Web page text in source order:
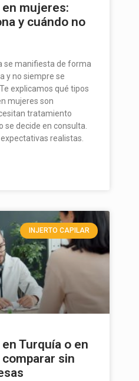
mujeres:
y cuándo no
se manifiesta de forma
y no siempre se
explicamos qué tipos
mujeres son
tratamiento
se decide en consulta.
realistas.
INJERTO CAPILAR
Turquía o en
sin